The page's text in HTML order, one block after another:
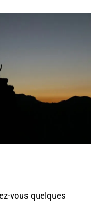
vous quelques